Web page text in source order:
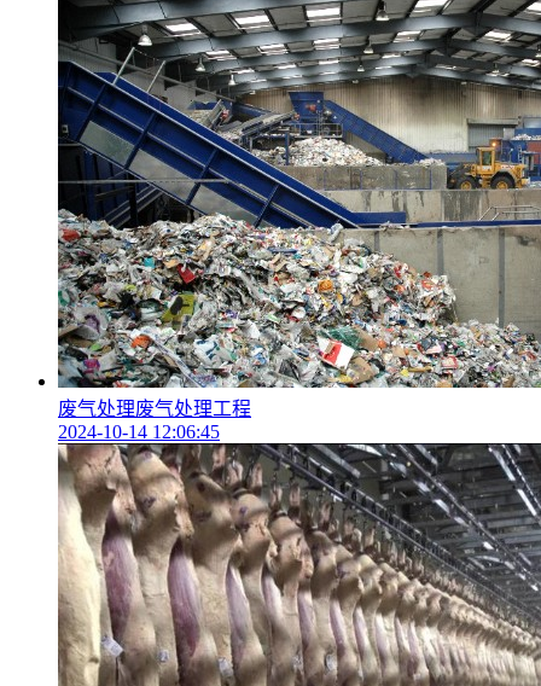
废气处理废气处理工程
2024-10-14 12:06:45